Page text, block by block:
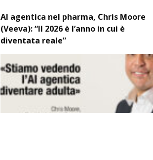
AI agentica nel pharma, Chris Moore
(Veeva): “Il 2026 è l’anno in cui è
diventata reale”